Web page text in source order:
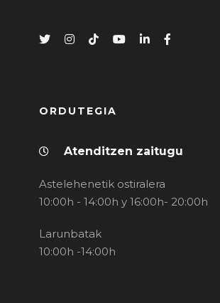
ORDUTEGIA
Atenditzen zaitugu
Astelehenetik ostiralera
10:00h - 14:00h y 16:00h- 20:00h
Larunbatak
10:00h -14:00h